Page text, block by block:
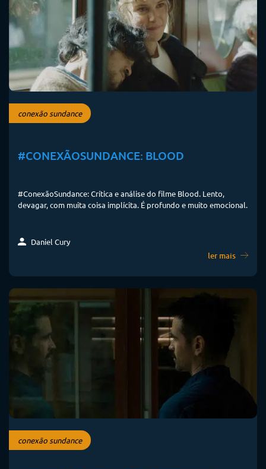
conexão sundance
#CONEXÃOSUNDANCE: BLOOD
#ConexãoSundance: Crítica e análise do filme Blood. Lento,
devagar, com muita coisa implícita. É profundo e muito emocional.
Daniel Cury
ler mais
conexão sundance